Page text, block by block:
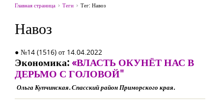
Главная страница Теги Тег: Навоз
Навоз
● №14 (1516) от 14.04.2022
Экономика:«ВЛАСТЬ ОКУНЁТ НАС В
ДЕРЬМО С ГОЛОВОЙ"
Ольга Купчинская. Спасский район Приморского края.